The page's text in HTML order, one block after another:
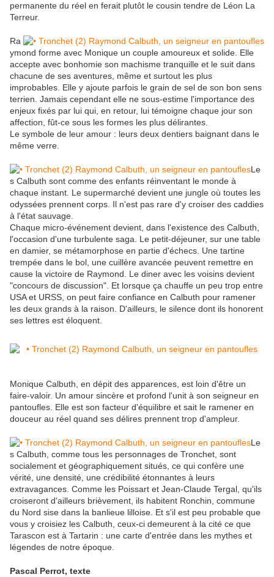
permanente du réel en ferait plutôt le cousin tendre de Léon La
Terreur.
Ra
ymond forme avec Monique un couple amoureux et solide. Elle
accepte avec bonhomie son machisme tranquille et le suit dans
chacune de ses aventures, même et surtout les plus
improbables. Elle y ajoute parfois le grain de sel de son bon sens
terrien. Jamais cependant elle ne sous-estime l'importance des
enjeux fixés par lui qui, en retour, lui témoigne chaque jour son
affection, fût-ce sous les formes les plus délirantes.
Le symbole de leur amour : leurs deux dentiers baignant dans le
même verre.
Le
s Calbuth sont comme des enfants réinventant le monde à
chaque instant. Le supermarché devient une jungle où toutes les
odyssées prennent corps. Il n'est pas rare d'y croiser des caddies
à l'état sauvage.
Chaque micro-événement devient, dans l'existence des Calbuth,
l'occasion d'une turbulente saga. Le petit-déjeuner, sur une table
en damier, se métamorphose en partie d'échecs. Une tartine
trempée dans le bol, une cuillère avancée peuvent remettre en
cause la victoire de Raymond. Le diner avec les voisins devient
"concours de discussion". Et lorsque ça chauffe un peu trop entre
USA et URSS, on peut faire confiance en Calbuth pour ramener
les deux grands à la raison. D'ailleurs, le silence dont ils honorent
ses lettres est éloquent.
Monique Calbuth, en dépit des apparences, est loin d'être un
faire-valoir. Un amour sincère et profond l'unit à son seigneur en
pantoufles. Elle est son facteur d'équilibre et sait le ramener en
douceur au réel quand ses délires prennent trop d'ampleur.
Le
s Calbuth, comme tous les personnages de Tronchet, sont
socialement et géographiquement situés, ce qui confère une
vérité, une densité, une crédibilité étonnantes à leurs
extravagances. Comme les Poissart et Jean-Claude Tergal, qu'ils
croiseront d'ailleurs brièvement, ils habitent Ronchin, commune
du Nord sise dans la banlieue lilloise. Et s'il est peu probable que
vous y croisiez les Calbuth, ceux-ci demeurent à la cité ce que
Tarascon est à Tartarin : une carte d'entrée dans les mythes et
légendes de notre époque.
Pascal Perrot, texte